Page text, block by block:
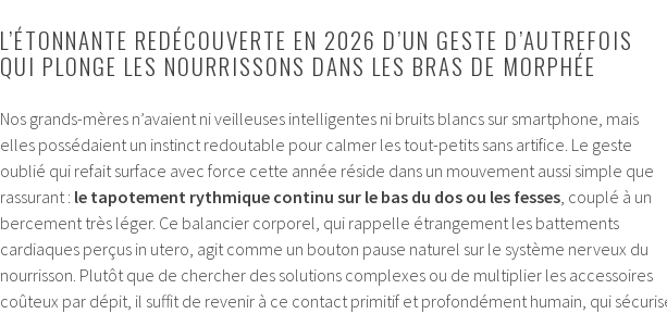
L’ÉTONNANTE REDÉCOUVERTE EN 2026 D’UN GESTE D’AUTREFOIS
QUI PLONGE LES NOURRISSONS DANS LES BRAS DE MORPHÉE
Nos grands-mères n’avaient ni veilleuses intelligentes ni bruits blancs sur smartphone, mais
elles possédaient un instinct redoutable pour calmer les tout-petits sans artifice. Le geste
oublié qui refait surface avec force cette année réside dans un mouvement aussi simple que
rassurant : le tapotement rythmique continu sur le bas du dos ou les fesses, couplé à un
bercement très léger. Ce balancier corporel, qui rappelle étrangement les battements
cardiaques perçus in utero, agit comme un bouton pause naturel sur le système nerveux du
nourrisson. Plutôt que de chercher des solutions complexes ou de multiplier les accessoires
coûteux par dépit, il suffit de revenir à ce contact primitif et profondément humain, qui